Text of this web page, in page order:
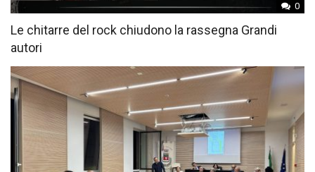
0
Le chitarre del rock chiudono la rassegna Grandi
autori